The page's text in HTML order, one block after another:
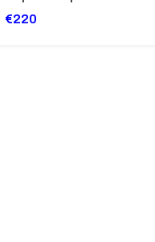
€220